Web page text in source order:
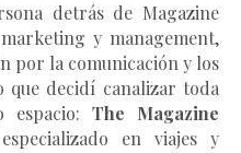
detrás de Magazine
y management,
por la comunicación y los
que decidí canalizar toda
The Magazine
en viajes y